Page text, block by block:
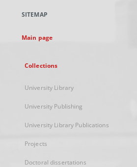
new
SITEMAP
Main page
Collections
University Library
University Publishing
University Library Publications
Projects
Doctoral dissertations